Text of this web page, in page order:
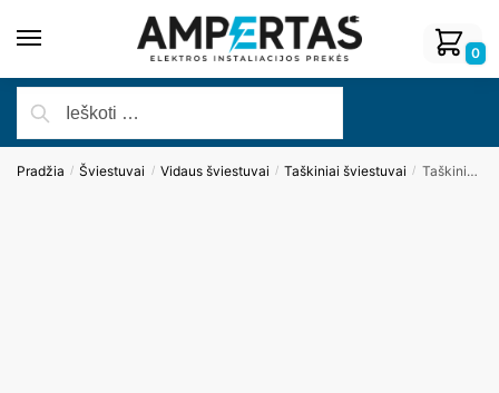
0
Pradžia / Šviestuvai / Vidaus šviestuvai / Taškiniai šviestuvai / Taškinis šviestuvas BELLATRIX H0114